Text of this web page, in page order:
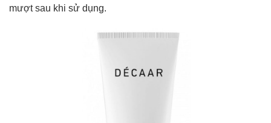
mượt sau khi sử dụng.